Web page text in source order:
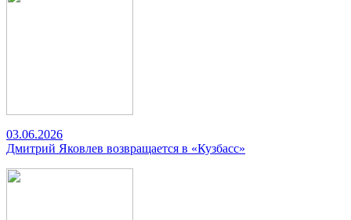
03.06.2026
Дмитрий Яковлев возвращается в «Кузбасс»